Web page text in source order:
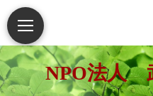
NPO法人 武